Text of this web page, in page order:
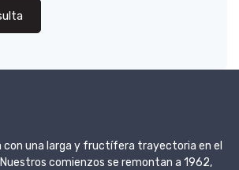
con una larga y fructífera trayectoria en el
comienzos se remontan a 1962,